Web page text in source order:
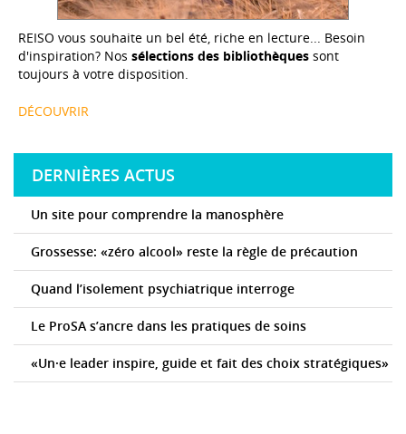
REISO vous souhaite un bel été, riche en lecture... Besoin
d'inspiration? Nos sélections des bibliothèques sont
toujours à votre disposition.
DÉCOUVRIR
DERNIÈRES ACTUS
Un site pour comprendre la manosphère
Grossesse: «zéro alcool» reste la règle de précaution
Quand l’isolement psychiatrique interroge
Le ProSA s’ancre dans les pratiques de soins
«Un·e leader inspire, guide et fait des choix stratégiques»